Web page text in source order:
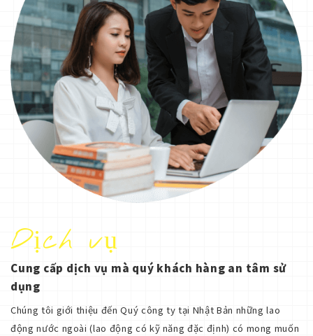
Dịch vụ
Cung cấp dịch vụ mà quý khách hàng an tâm sử
dụng
Chúng tôi giới thiệu đến Quý công ty tại Nhật Bản những lao
động nước ngoài (lao động có kỹ năng đặc định) có mong muốn